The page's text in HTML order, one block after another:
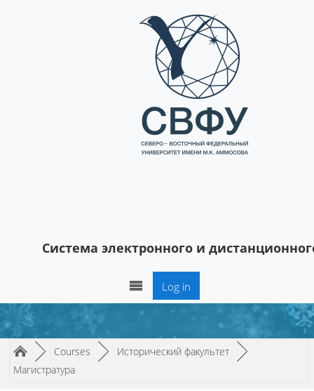
Система электронного и
Log in
Page path
/► Courses /► Исторический факультет /►
Магистратура